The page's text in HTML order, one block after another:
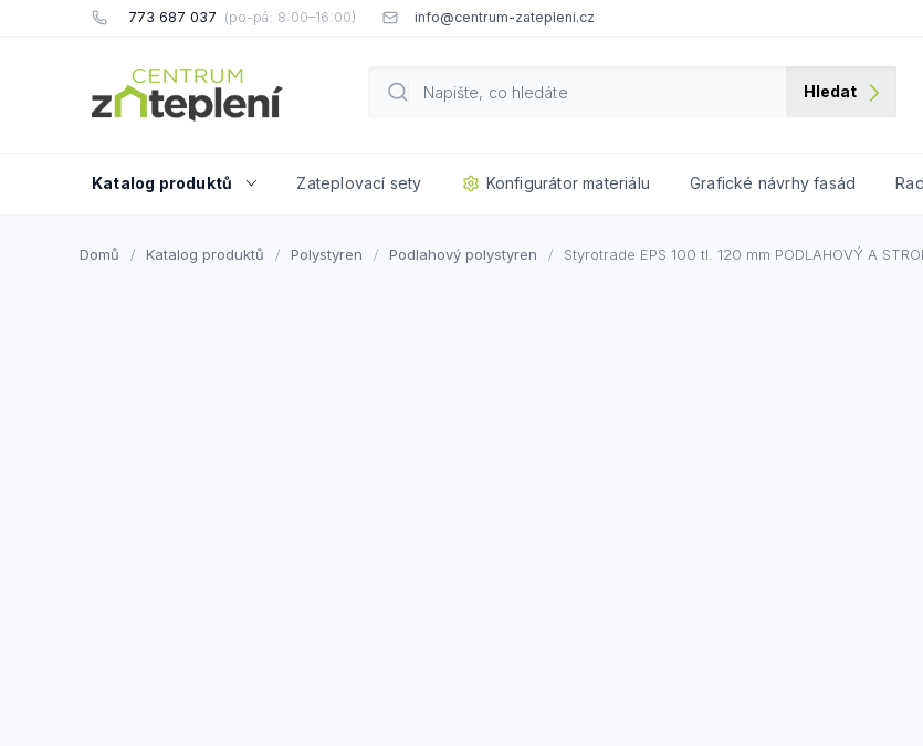
773 687 037 info@centrum-zatepleni.cz
Hledat
Katalog produktů Zateplovací sety Konfigurátor materiálu Grafické návrhy fasád
Domů Katalog produktů Polystyren Podlahový polystyren Styrotrade EPS 100 tl. 120 mm PODLAHOVÝ A